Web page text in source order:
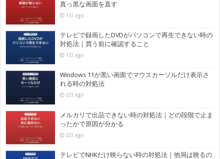
真っ黒な画面を直す
1日 ago
テレビで録画したDVDがパソコンで再生できない時の
対処法｜買う前に確認すること
1日 ago
Windows 11が黒い画面でマウスカーソルだけ表示さ
れる時の対処法
2日 ago
メルカリで出品できない時の対処法｜どの段階で止ま
ったかで原因が分かる
2日 ago
テレビでNHKだけ映らない時の対処法｜他局は映るの